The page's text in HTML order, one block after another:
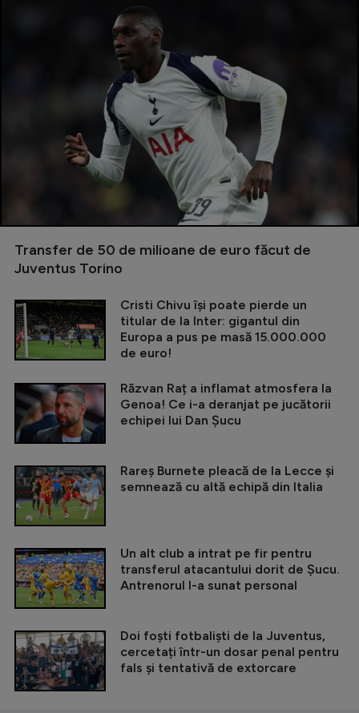
Transfer de 50 de milioane de euro făcut de
Juventus Torino
Cristi Chivu își poate pierde un
titular de la Inter: gigantul din
Europa a pus pe masă 15.000.000
de euro!
Răzvan Raț a inflamat atmosfera la
Genoa! Ce i-a deranjat pe jucătorii
echipei lui Dan Șucu
Rareș Burnete pleacă de la Lecce și
semnează cu altă echipă din Italia
Un alt club a intrat pe fir pentru
transferul atacantului dorit de Șucu.
Antrenorul l-a sunat personal
Doi foști fotbaliști de la Juventus,
cercetați într-un dosar penal pentru
fals și tentativă de extorcare